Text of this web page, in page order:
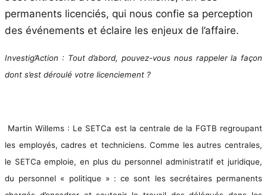
permanents licenciés, qui nous confie sa perception
des événements et éclaire les enjeux de l’affaire.
Investig’Action : Tout d’abord, pouvez-vous nous rappeler la façon
dont s’est déroulé votre licenciement ?
Martin Willems : Le SETCa est la centrale de la FGTB regroupant
les employés, cadres et techniciens. Comme les autres centrales,
le SETCa emploie, en plus du personnel administratif et juridique,
du personnel « politique » : ce sont les secrétaires permanents